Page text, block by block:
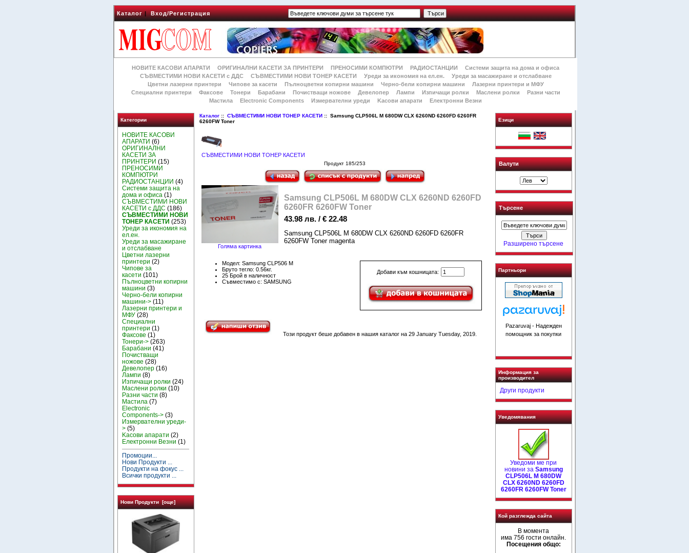
Каталог|Вход/Регистрация
НОВИТЕ КАСОВИ АПАРАТИ ОРИГИНАЛНИ КАСЕТИ ЗА ПРИНТЕРИ ПРЕНОСИМИ КОМПЮТРИ РАДИОСТАНЦИИ
Системи защита на дома и офиса
СЪВМЕСТИМИ НОВИ КАСЕТИ с ДДС
СЪВМЕСТИМИ НОВИ ТОНЕР КАСЕТИ Уреди за икономия на ел.ен.
Уреди за масажиране и отслабване
Цветни лазерни принтери
Чипове за касети Пълноцветни копирни машини Черно-бели копирни машини
Лазерни принтери и МФУ
Специални принтери
Факсове Тонери Барабани Почистващи ножове Девелопер Лампи Изпичащи ролки Маслени ролки
Разни части
Мастила
Electronic Components Измервателни уреди Kасови апарати Електронни Везни
Категории
НОВИТЕ КАСОВИ
АПАРАТИ (6)
ОРИГИНАЛНИ
КАСЕТИ ЗА
ПРИНТЕРИ (15)
ПРЕНОСИМИ
КОМПЮТРИ
РАДИОСТАНЦИИ (4)
Системи защита на
дома и офиса (1)
СЪВМЕСТИМИ НОВИ
КАСЕТИ с ДДС (186)
СЪВМЕСТИМИ НОВИ
ТОНЕР КАСЕТИ (253)
Уреди за икономия на
ел.ен.
Уреди за масажиране
и отслабване
Цветни лазерни
принтери (2)
Чипове за
касети (101)
Пълноцветни копирни
машини (3)
Черно-бели копирни
машини-> (11)
Лазерни принтери и
МФУ (28)
Специални
принтери (1)
Факсове (1)
Тонери-> (263)
Барабани (41)
Почистващи
ножове (28)
Девелопер (16)
Лампи (8)
Изпичащи ролки (24)
Маслени ролки (10)
Разни части (8)
Мастила (7)
Electronic
Components-> (3)
Измервателни уреди-
> (5)
Kасови апарати (2)
Електронни Везни (1)
Промоции...
Нови Продукти ...
Продукти на фокус ...
Всички продукти ...
Нови Продукти [още]
Каталог ::СЪВМЕСТИМИ НОВИ ТОНЕР КАСЕТИ :: Samsung CLP506L M 680DW CLX 6260ND 6260FD 6260FR
6260FW Toner
СЪВМЕСТИМИ НОВИ ТОНЕР КАСЕТИ
Продукт 185/253
Голяма картинка
Samsung CLP506L M 680DW CLX 6260ND 6260FD
6260FR 6260FW Toner
43.98 лв. / € 22.48
Samsung CLP506L M 680DW CLX 6260ND 6260FD 6260FR
6260FW Toner magenta
Добави към кошницата:
Модел: Samsung CLP506 M
Бруто тегло: 0.56кг.
25 Брой в наличност
Съвместимо с: SAMSUNG
Този продукт беше добавен в нашия каталог на 29 January Tuesday, 2019.
Езици
Валути
Търсене
Разширено търсене
Партньори
Pazaruvaj - Надежден
помощник за покупки
Информация за
производител
Други продукти
Уведомявания
Уведоми ме при
новини за Samsung
CLP506L M 680DW
CLX 6260ND 6260FD
6260FR 6260FW Toner
Кой разглежда сайта
В момента
има 756 гости онлайн.
Посещения общо: